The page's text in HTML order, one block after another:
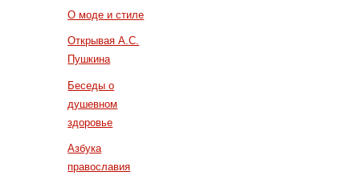
О моде и стиле
Открывая А.С.
Пушкина
Беседы о
душевном
здоровье
Азбука
православия